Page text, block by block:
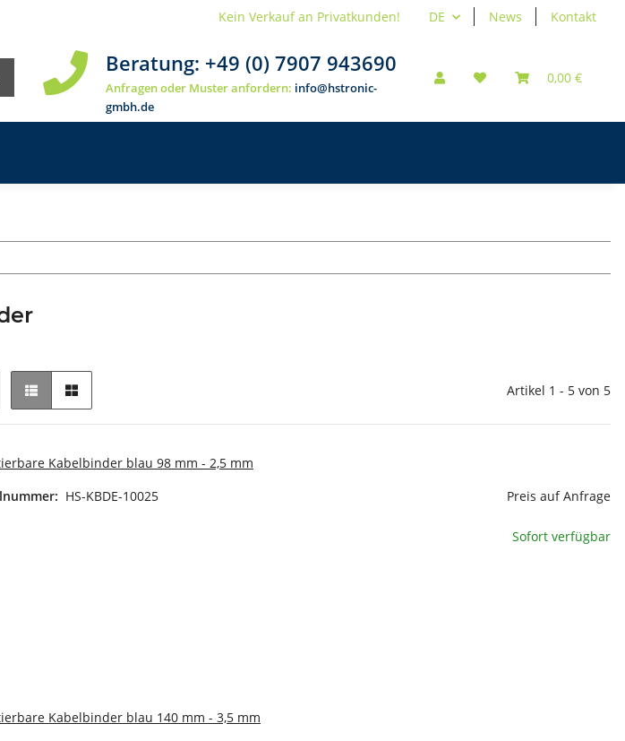
DE News Kontakt
Kein Verkauf an Privatkunden!
Beratung: +49 (0) 7907 943690
Anfragen oder Muster anfordern: info@hstronic-
gmbh.de
0,00 €
Artikel 1 - 5 von 5
Kabelbinder blau 98 mm - 2,5 mm
HS-KBDE-10025 Preis auf Anfrage
Sofort verfügbar
Kabelbinder blau 140 mm - 3,5 mm